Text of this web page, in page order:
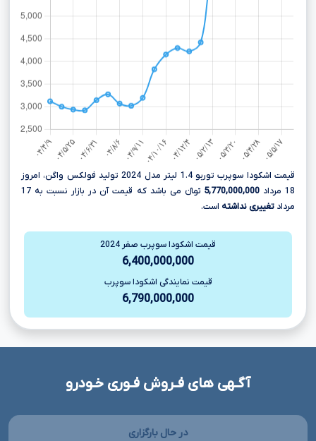
قیمت اشکودا سوپرب توربو 1.4 لیتر مدل 2024 تولید فولکس واگن، امروز
18 مرداد
5,770,000,000
تومانءءء می باشد که قیمت آن در بازار نسبت به 17
مرداد تغییری نداشته است.
قیمت اشکودا سوپرب صفر 2024
6,400,000,000
قیمت نمایندگی اشکودا سوپرب
6,790,000,000
آگـهی های فـروش فـوری خـودرو
در حال بارگزاری